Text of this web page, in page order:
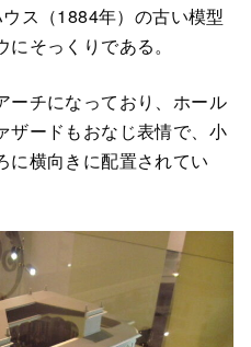
ス（1884年）の古い模型
そっくりである。
ーチになっており、ホール
ザードもおなじ表情で、小
に横向きに配置されてい